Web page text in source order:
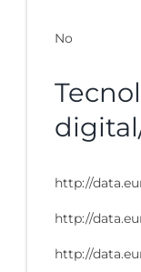
No
http://
http://
http://